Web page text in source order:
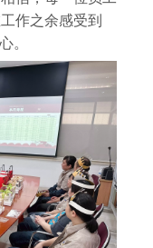
作之余感受到
。